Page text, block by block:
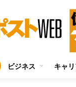
ビジネス キャ